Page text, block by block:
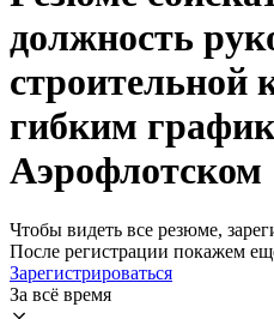
должность
строительной
гибким
Аэрофлотском
Чтобы видеть все резюме,
После регистрации покажем
Зарегистрироваться
За всё время